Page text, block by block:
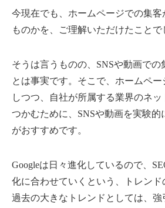
今現在でも、ホームページでの集
ものかを、ご理解いただけたことで
そうは言うものの、SNSや動画での
とは事実です。そこで、ホームペー
しつつ、自社が所属する業界のネ
つかむために、SNSや動画を実験的
がおすすめです。
Googleは日々進化しているので、
化に合わせていくという、トレンド
過去の大きなトレンドとしては、強